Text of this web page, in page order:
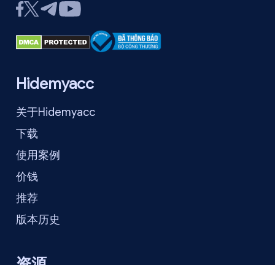
Hidemyacc
关于Hidemyacc
下载
使用案例
价钱
推荐
版本历史